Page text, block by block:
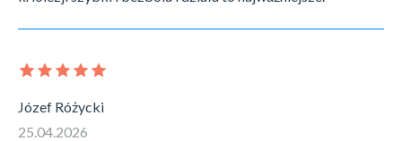
Józef Różycki
25.04.2026